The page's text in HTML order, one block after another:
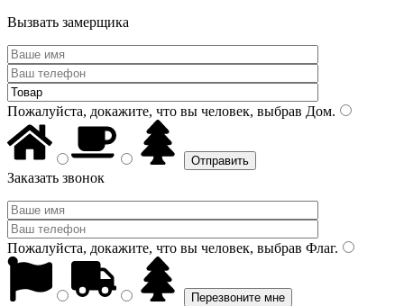
Вызвать замерщика
Пожалуйста, докажите, что вы человек, выбрав Дом.
Заказать звонок
Пожалуйста, докажите, что вы человек, выбрав Флаг.